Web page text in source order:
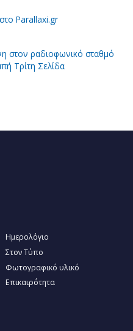
Parallaxi.gr
στον ραδιοφωνικό σταθμό
Τρίτη Σελίδα
Ημερολόγιο
Στον Τύπο
Φωτογραφικό υλικό
Επικαιρότητα